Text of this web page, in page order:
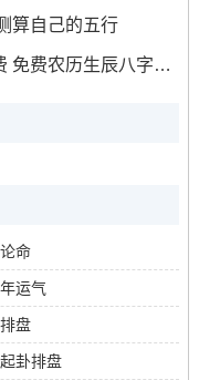
，让内心的负面情绪
方式之一。
苦...但也反映出了
他们的到释放。
焦虑的方式，要么
来改善自己的不好
算自己的五行
费农历生辰八字算命
命
运气
盘
卦排盘